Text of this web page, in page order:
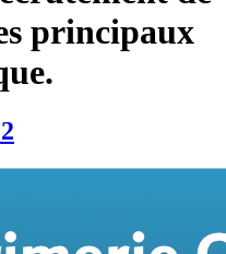
principaux